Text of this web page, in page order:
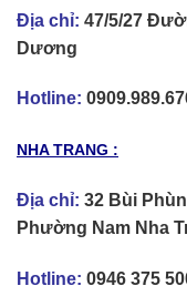
Địa chỉ: 47/5/27
Dương
Hotline:
NHA TRANG :
Địa chỉ: 32 Bùi
Phường Nam Nha
Hotline: 0946 375